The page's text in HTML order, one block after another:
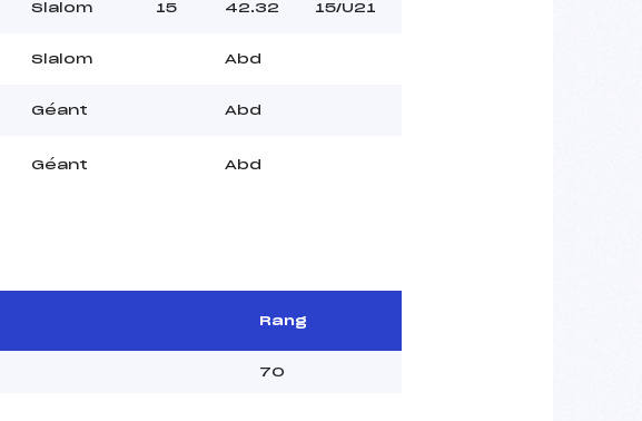
Slalom 15 42.32 15/U21
Slalom Abd
Géant Abd
Géant Abd
Rang
70